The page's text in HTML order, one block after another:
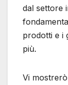
dal settore
prodotti e i
più.
Vi